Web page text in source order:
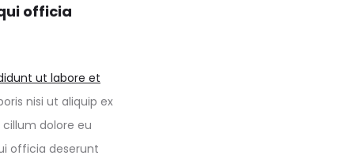
officia
ut labore et
nisi ut aliquip ex
dolore eu
officia deserunt